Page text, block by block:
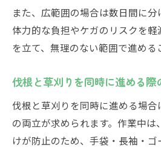
また、広範囲の場合は数日間に分
体力的な負担やケガのリスクを
を立て、無理のない範囲で進める
伐根と草刈りを同時に進める際
伐根と草刈りを同時に進める場
の両立が求められます。作業中は
けが防止のため、手袋・長袖・